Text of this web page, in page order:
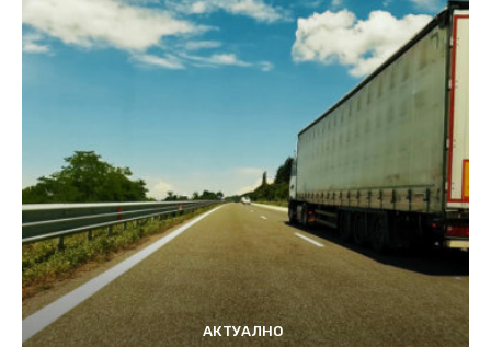
АКТУАЛНО